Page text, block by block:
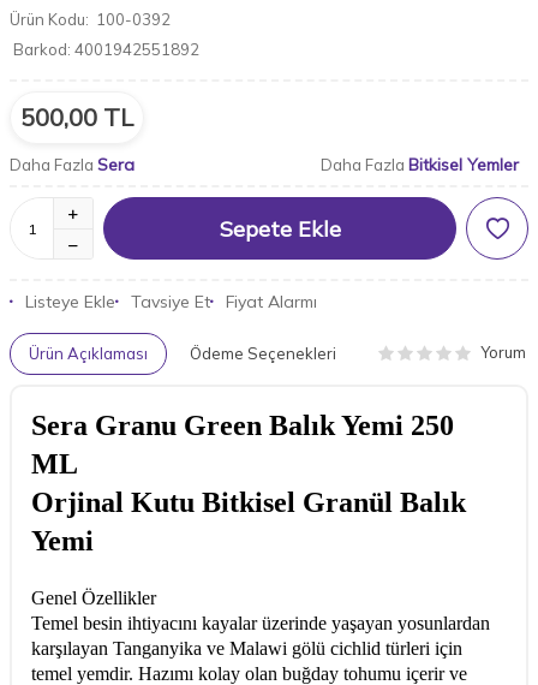
Ürün Kodu: 100-0392
Barkod: 4001942551892
500,00 TL
Daha Fazla Sera Daha Fazla Bitkisel Yemler
Sepete Ekle
Listeye Ekle Tavsiye Et Fiyat Alarmı
Ürün Açıklaması Ödeme Seçenekleri Yorum
Sera Granu Green Balık Yemi 250
ML
Orjinal Kutu Bitkisel Granül Balık
Yemi
Genel Özellikler
Temel besin ihtiyacını kayalar üzerinde yaşayan yosunlardan
karşılayan Tanganyika ve Malawi gölü cichlid türleri için
temel yemdir. Hazımı kolay olan buğday tohumu içerir ve